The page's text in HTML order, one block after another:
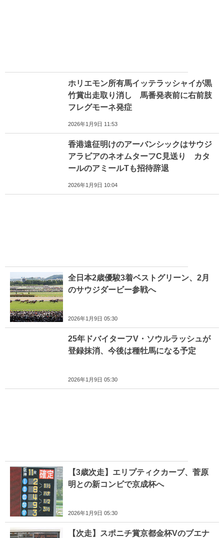
ホリエモン所有馬イッテラッシャイが黒
竹賞出走取り消し 馬番発表前に右前肢
フレグモーネ発症
2026年1月9日 11:53
香港遠征明けのアーバンシックはサウジ
アラビアのネオムターフC見送り カタ
ールのアミールTも招待辞退
2026年1月9日 10:04
全日本2歳優駿3着ベストグリーン、2月
のサウジダービー参戦へ
2026年1月9日 05:30
25年ドバイターフV・ソウルラッシュが
登録抹消、今後は種牡馬になる予定
2026年1月9日 05:30
【3歳次走】エリプティクカーブ、菅原
明との新コンビで京成杯へ
2026年1月9日 05:30
【次走】スポニチ賞京都金杯Vのブエナ